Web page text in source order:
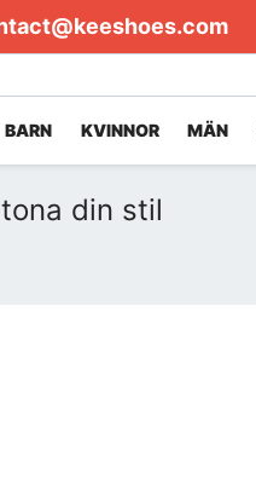
BARN KVINNOR MÄN
din stil